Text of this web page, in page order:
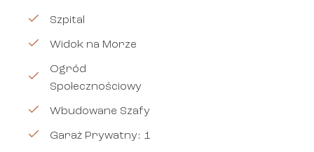
Szpital
Widok na Morze
Ogród
Społecznościowy
Wbudowane Szafy
Garaż Prywatny: 1